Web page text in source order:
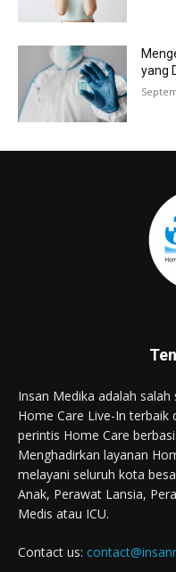
yang
Insan Medika adalah
Home Care Live-In terbaik
perintis Home Care
Menghadirkan layanan
melayani seluruh kota
Anak, Perawat Lansia,
Medis atau ICU.
Contact us: